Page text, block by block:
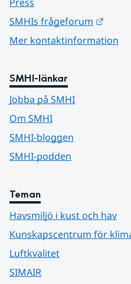
SMHIs frågeforum
Mer kontaktinformation
SMHI-länkar
Jobba på SMHI
Om SMHI
SMHI-bloggen
SMHI-podden
Teman
Havsmiljö i kust och hav
Kunskapscentrum för
Luftkvalitet
SIMAIR